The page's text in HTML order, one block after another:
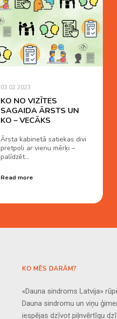
03.02.2023
KO NO VIZĪTES
SAGAIDA ĀRSTS UN
KO – VECĀKS
Ārsta kabinetā satiekas divi
pretpoli ar vienu mērķi –
palīdzēt…
Read more
KO MĒS DARĀM?
«Dauna sindroms Latvija»
Dauna sindromu un viņu
iespējas dzīvot pilnvērtīgu